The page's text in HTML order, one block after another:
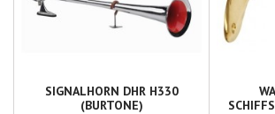
SIGNALHORN DHR H330
(BURTONE)